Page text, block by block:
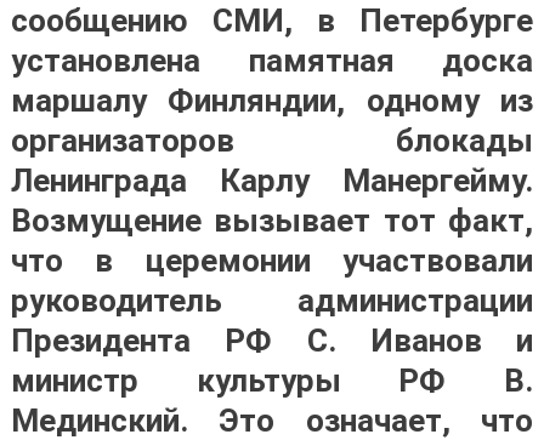
сообщению СМИ, в Петербурге
установлена памятная доска
маршалу Финляндии, одному из
организаторов блокады
Ленинграда Карлу Манергейму.
Возмущение вызывает тот факт,
что в церемонии участвовали
руководитель администрации
Президента РФ С. Иванов и
министр культуры РФ В.
Мединский. Это означает, что